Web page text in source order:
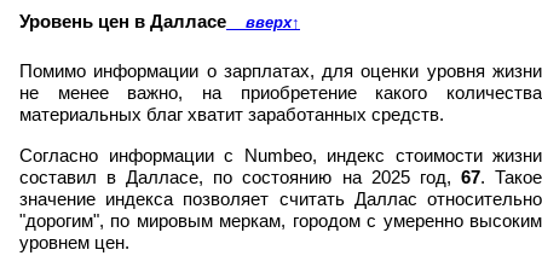
Уровень цен в Далласе вверх↑
Помимо информации о зарплатах, для оценки уровня жизни
не менее важно, на приобретение какого количества
материальных благ хватит заработанных средств.
Согласно информации с Numbeo, индекс стоимости жизни
составил в Далласе, по состоянию на 2025 год, 67. Такое
значение индекса позволяет считать Даллас относительно
"дорогим", по мировым меркам, городом с умеренно высоким
уровнем цен.